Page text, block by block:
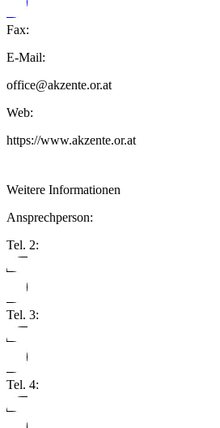
Fax:
E-Mail:
office@akzente.or.at
Web:
https://www.akzente.or.at
Weitere Informationen
Ansprechperson:
Tel. 2:
Tel. 3:
Tel. 4: